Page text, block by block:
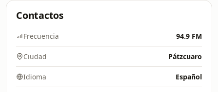
Contactos
Frecuencia 94.9 FM
Ciudad Pátzcuaro
Idioma Español